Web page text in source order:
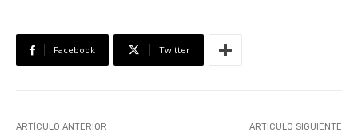
Facebook Twitter
ARTÍCULO ANTERIOR ARTÍCULO SIGUIENTE